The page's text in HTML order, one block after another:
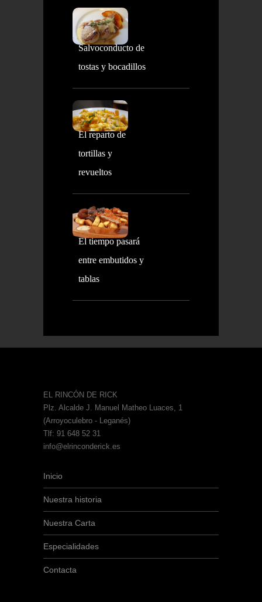
Salvoconducto de
tostas y bocadillos
El reparto de
tortillas y
revueltos
El tiempo pasará
entre embutidos y
tablas
EL RINCÓN DE RICK
Plz. Alcalde J. Manuel Matheo Luaces, 1
(Arroyoculebro - Leganés)
Tlf: 91 648 52 31
info@elrinconderick.es
Inicio
Nuestra historia
Nuestra Carta
Especialidades
Contacta